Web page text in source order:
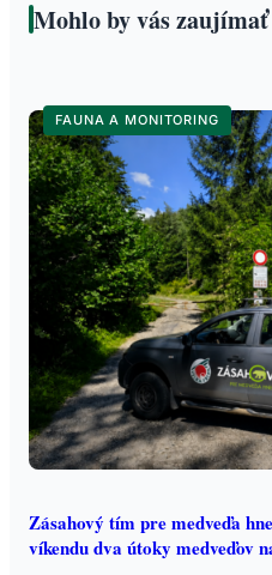
Mohlo by vás zaujímať
FAUNA A MONITORING
Zásahový tím pre medveďa
víkendu dva útoky medveďov